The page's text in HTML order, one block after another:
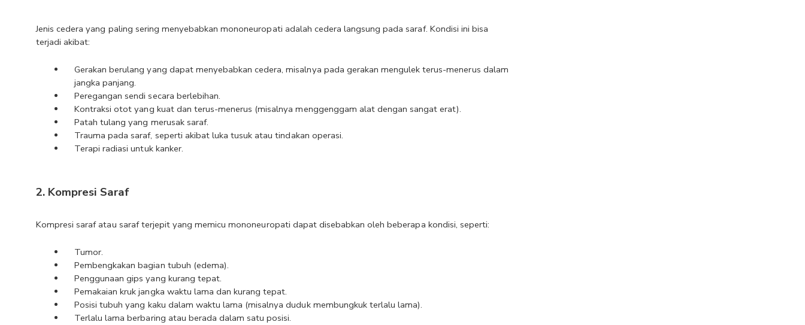
Jenis cedera yang paling sering menyebabkan mononeuropati adalah cedera langsung pada saraf. Kondisi ini bisa
terjadi akibat:
Gerakan berulang yang dapat menyebabkan cedera, misalnya pada gerakan mengulek terus-menerus dalam
jangka panjang.
Peregangan sendi secara berlebihan.
Kontraksi otot yang kuat dan terus-menerus (misalnya menggenggam alat dengan sangat erat).
Patah tulang yang merusak saraf.
Trauma pada saraf, seperti akibat luka tusuk atau tindakan operasi.
Terapi radiasi untuk kanker.
2. Kompresi Saraf
Kompresi saraf atau saraf terjepit yang memicu mononeuropati dapat disebabkan oleh beberapa kondisi, seperti:
Tumor.
Pembengkakan bagian tubuh (edema).
Penggunaan gips yang kurang tepat.
Pemakaian kruk jangka waktu lama dan kurang tepat.
Posisi tubuh yang kaku dalam waktu lama (misalnya duduk membungkuk terlalu lama).
Terlalu lama berbaring atau berada dalam satu posisi.